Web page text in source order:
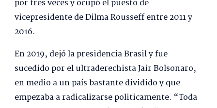
por tres veces y ocupó el puesto de
vicepresidente de Dilma Rousseff entre 2011 y
2016.
En 2019, dejó la presidencia Brasil y fue
sucedido por el ultraderechista Jair Bolsonaro,
en medio a un país bastante dividido y que
empezaba a radicalizarse politicamente. “Toda